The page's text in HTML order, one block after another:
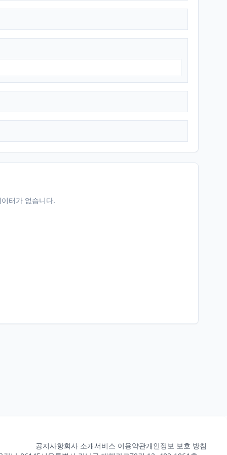
터가 없습니다.
공지사항회사 소개서비스 이용약관개인정보 보호 방침